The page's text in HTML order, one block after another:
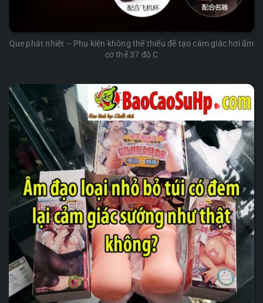
Que phát nhiệt – Phụ kiện không thể thiếu để tạo cảm giác hơi ấm
cơ thể 37 độ C